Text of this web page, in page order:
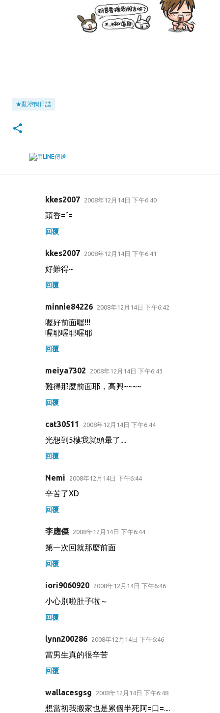
★亂塗鴨日誌
kkes2007 2008年12月14日 下午6:40
頭香=ˇ=
回覆
kkes2007 2008年12月14日 下午6:41
好難得~
回覆
minnie84226 2008年12月14日 下午6:42
喔好前面喔!!!
喔耶喔耶喔耶
回覆
meiya7302 2008年12月14日 下午6:43
難得那麼前面耶，高興~~~~
回覆
cat30511 2008年12月14日 下午6:44
光想到5樓我就頭暈了....
回覆
Nemi 2008年12月14日 下午6:44
辛苦了XD
回覆
李應傑 2008年12月14日 下午6:44
第一次回就那麼前面
回覆
iori9060920 2008年12月14日 下午6:46
小心別啦肚子啦～
回覆
lynn200286 2008年12月14日 下午6:46
當男生真的很辛苦
回覆
wallacesgsg 2008年12月14日 下午6:48
想當初我搬家也是累個半死阿=口=....